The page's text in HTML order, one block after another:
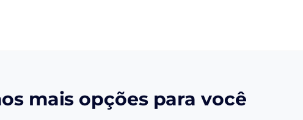
mais opções para você